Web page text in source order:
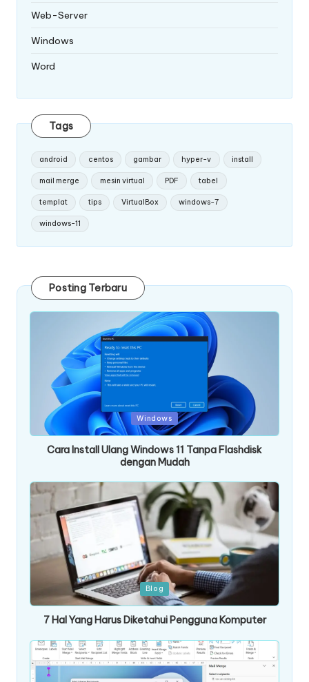
Web-Server
Windows
Word
Tags
android centos gambar hyper-v install
mail merge mesin virtual PDF tabel
templat tips VirtualBox windows-7
windows-11
Posting Terbaru
Posted
in
Windows
Cara Install Ulang Windows 11 Tanpa Flashdisk
dengan Mudah
Posted
in
Blog
7 Hal Yang Harus Diketahui Pengguna Komputer